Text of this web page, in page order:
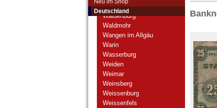
Deutschland
Wald
Waldenburg
Waldmohr
Wangen im Allgäu
Warin
Wasserburg
Weiden
Weimar
Weinsberg
Weissenburg
Weissenfels